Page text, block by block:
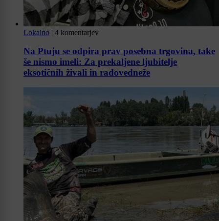
Lokalno | 4 komentarjev
Na Ptuju se odpira prav posebna trgovina, take
še nismo imeli: Za prekaljene ljubitelje
eksotičnih živali in radovedneže